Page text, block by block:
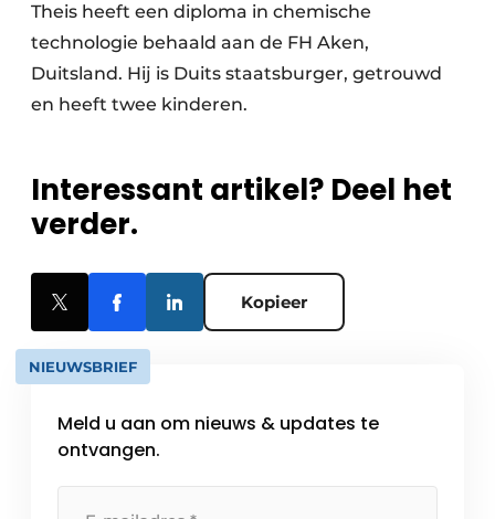
Theis heeft een diploma in chemische
technologie behaald aan de FH Aken,
Duitsland. Hij is Duits staatsburger, getrouwd
en heeft twee kinderen.
Interessant artikel? Deel het
verder.
Kopieer
NIEUWSBRIEF
Meld u aan om nieuws & updates te
ontvangen.